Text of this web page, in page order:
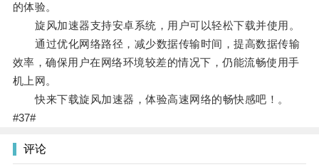
的体验。
旋风加速器支持安卓系统，用户可以轻松下载并使用。
通过优化网络路径，减少数据传输时间，提高数据传输
效率，确保用户在网络环境较差的情况下，仍能流畅使用手
机上网。
快来下载旋风加速器，体验高速网络的畅快感吧！。
#37#
评论